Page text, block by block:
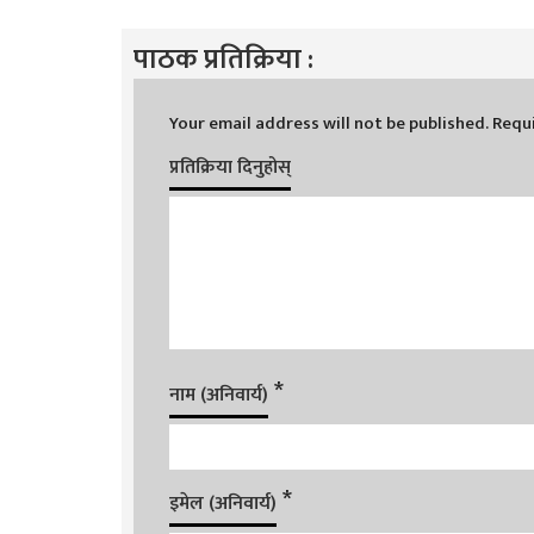
पाठक प्रतिक्रिया :
Your email address will not be published.
प्रतिक्रिया दिनुहोस्
नाम (अनिवार्य) *
इमेल (अनिवार्य) *